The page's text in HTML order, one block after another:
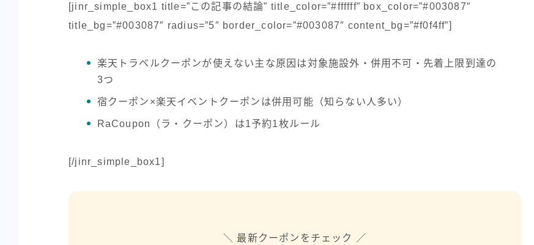
[jinr_simple_box1 title=”この記事の結論” title_color=”#ffffff” box_color=”#003087″
title_bg=”#003087″ radius=”5″ border_color=”#003087″ content_bg=”#f0f4ff”]
楽天トラベルクーポンが使えない主な原因は対象施設外・併用不可・先着上限到達の
3つ
宿クーポン×楽天イベントクーポンは併用可能（知らない人多い）
RaCoupon（ラ・クーポン）は1予約1枚ルール
[/jinr_simple_box1]
＼ 最新クーポンをチェック ／